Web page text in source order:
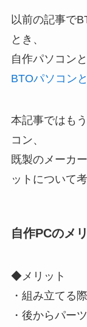
以前の記事で
とき、
自作パソコン
BTOパソコン
本記事ではも
コン、
既製のメーカ
ットについて
自作PCのメ
◆メリット
・組み立てる
・後からパー